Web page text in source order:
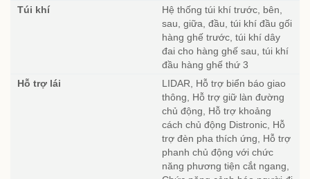
Túi khí
Hệ thống túi khí trước, bên,
sau, giữa, đầu, túi khí đầu gối
hàng ghế trước, túi khí dây
đai cho hàng ghế sau, túi khí
đầu hàng ghế thứ 3
Hỗ trợ lái
LIDAR, Hỗ trợ biển báo giao
thông, Hỗ trợ giữ làn đường
chủ động, Hỗ trợ khoảng
cách chủ động Distronic, Hỗ
trợ đèn pha thích ứng, Hỗ trợ
phanh chủ động với chức
năng phương tiện cắt ngang,